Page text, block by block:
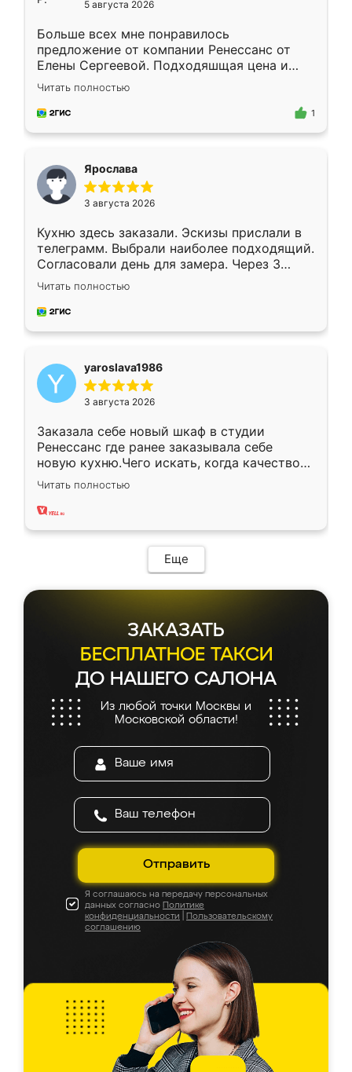
5 августа 2026
Больше всех мне понравилось
предложение от компании Ренессанс от
Елены Сергеевой. Подходяшщая цена и
короткие сроки изготовления. Приехавший
для замера сотрудник Владислав
предложил по моему эскизу самый
Читать полностью
1
Ярослава
3 августа 2026
Кухню здесь заказали. Эскизы прислали в
телеграмм. Выбрали наиболее подходящий.
Согласовали день для замера. Через 3
недели кухня была уже готова. Остались
довольны работой. Спасибо Ренессанс
мебель за качественную работу!
Читать полностью
yaroslava1986
3 августа 2026
Заказала себе новый шкаф в студии
Ренессанс где ранее заказывала себе
новую кухню.Чего искать, когда качеством
вполне довольна. Служит кухня уже почти
два года, нареканий нет.
Читать полностью
Еще
ЗАКАЗАТЬ
БЕСПЛАТНОЕ ТАКСИ
ДО НАШЕГО САЛОНА
Из любой точки Москвы и
Московской области!
Отправить
Я соглашаюсь на передачу персональных
данных согласно Политике
конфиденциальности
Пользовательскому
соглашению